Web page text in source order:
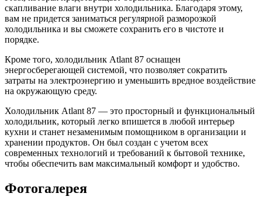
скапливание влаги внутри холодильника. Благодаря этому,
вам не придется заниматься регулярной разморозкой
холодильника и вы сможете сохранить его в чистоте и
порядке.
Кроме того, холодильник Atlant 87 оснащен
энергосберегающей системой, что позволяет сократить
затраты на электроэнергию и уменьшить вредное воздействие
на окружающую среду.
Холодильник Atlant 87 — это просторный и функциональный
холодильник, который легко впишется в любой интерьер
кухни и станет незаменимым помощником в организации и
хранении продуктов. Он был создан с учетом всех
современных технологий и требований к бытовой технике,
чтобы обеспечить вам максимальный комфорт и удобство.
Фотогалерея